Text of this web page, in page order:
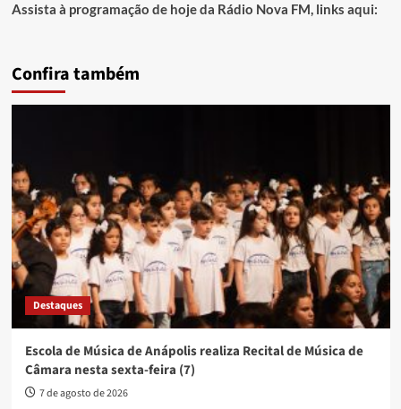
Assista à programação de hoje da Rádio Nova FM, links aqui:
Confira também
Destaques
Escola de Música de Anápolis realiza Recital de Música de
Câmara nesta sexta-feira (7)
7 de agosto de 2026